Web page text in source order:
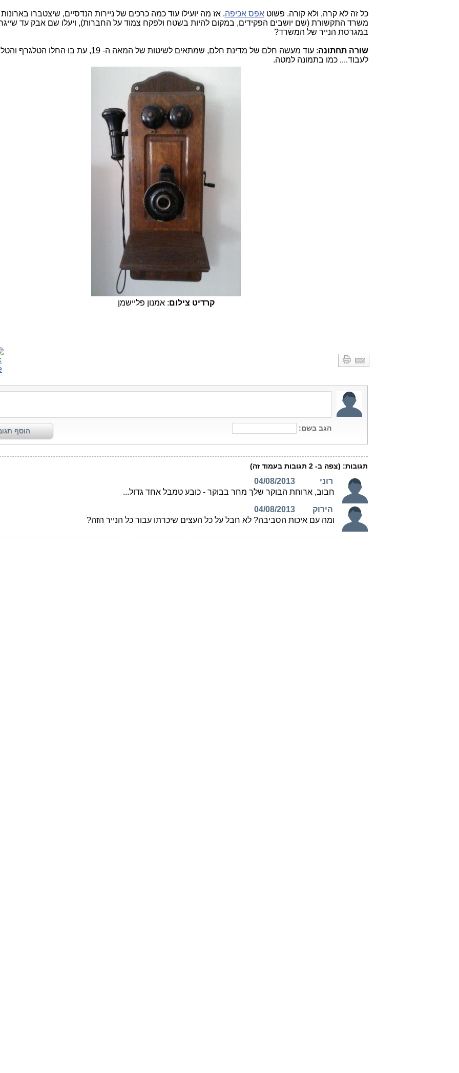
כל זה לא קרה, ולא קורה. פשוטאפס אכיפה. אז מה יועילו עוד כמה כרכים של ניירות הנדסיים, שיצטברו
משרד התקשורת (שם יושבים הפקידים, במקום להיות בשטח ולפקח צמוד על החברות), ויעלו שם אבק עד
במגרסת הנייר של המשרד?
שורה תחתונה
: עוד מעשה חלם של מדינת חלם, שמתאים לשיטות של המאה ה- 19, עת בו החלו הטלגרף
לעבוד.... כמו בתמונה למטה.
קרדיט צילום: אמנון פליישמן